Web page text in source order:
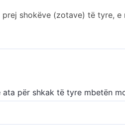
shokëve (zotave) të tyre,
për shkak të tyre mbetën
do t’i mohojnë idhujt e tyre.